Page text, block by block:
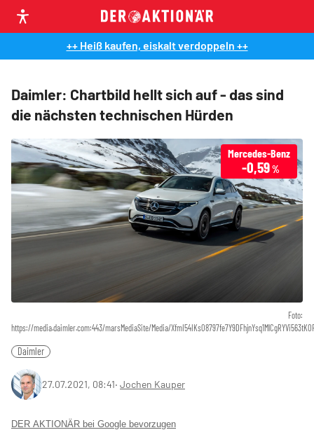
++ Heiß kaufen, eiskalt verdoppeln ++
Daimler: Chartbild hellt sich auf - das sind
die nächsten technischen Hürden
Foto:
https://media.daimler.com:443/marsMediaSite/Media/
Mercedes-Benz
-0,59 %
Daimler
27.07.2021, 08:41‧ Jochen Kauper
DER AKTIONÄR bei Google bevorzugen